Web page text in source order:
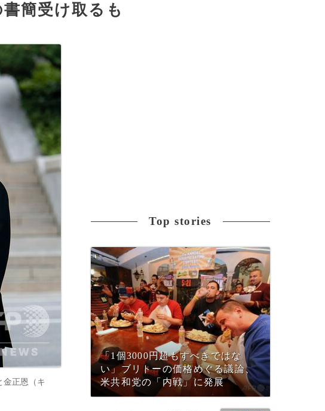
簡受け取るも
金正恩（キ
Top stories
「1個3000円超もすべきではな
い」ブリトーの価格めぐる議論、
米共和党の「内戦」に発展